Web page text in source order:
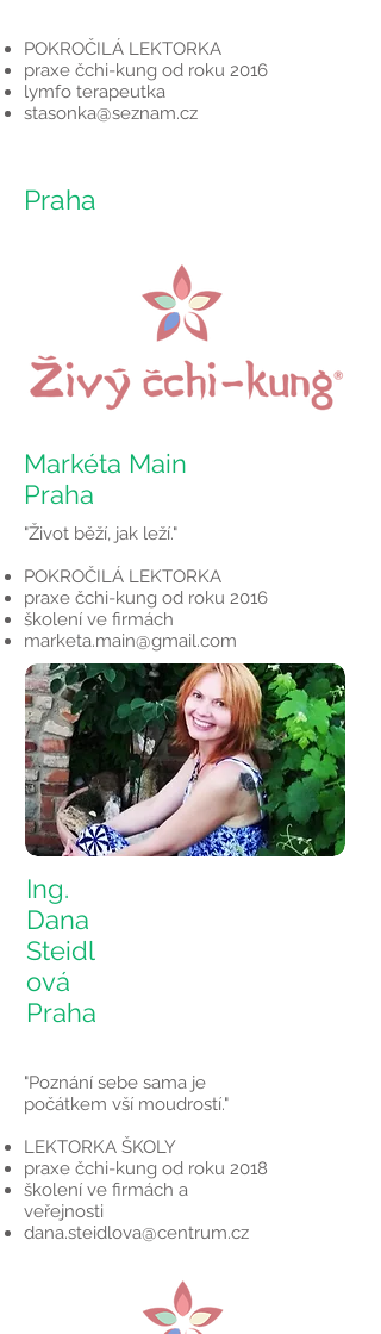
POKROČILÁ LEKTORKA
praxe čchi-kung od roku 2016
lymfo terapeutka
stasonka@seznam.cz
Praha
Markéta Main
Praha
"Život běží, jak leží."
POKROČILÁ LEKTORKA
praxe čchi-kung od roku 2016
školení ve firmách
marketa.main@gmail.com
Ing.
Dana
Steidl
ová
Praha
"Poznání sebe sama je
počátkem vší moudrostí."
LEKTORKA ŠKOLY
praxe čchi-kung od roku 2018
školení ve firmách a
veřejnosti
dana.steidlova@centrum.cz